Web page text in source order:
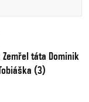
táta Dominik
(3)